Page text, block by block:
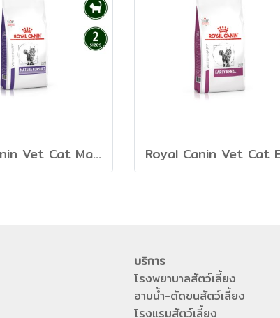
Royal Canin Vet Cat Mature Consult - อาหารเม็ดแมวสูงวัย
บริการ
โรงพยาบาลสัตว์เลี้ยง
อาบน้ำ-ตัดขนสัตว์เลี้ยง
โรงแรมสัตว์เลี้ยง